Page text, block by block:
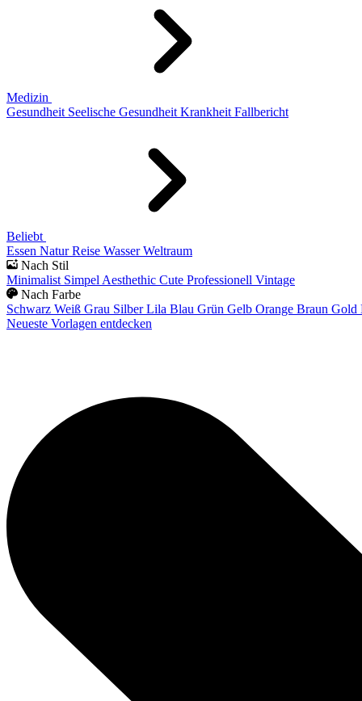
Medizin
Gesundheit Seelische Gesundheit Krankheit Fallbericht
Beliebt
Essen Natur Reise Wasser Weltraum
Nach Stil
Minimalist Simpel Aesthethic Cute Professionell Vintage
Nach Farbe
Schwarz Weiß Grau Silber Lila Blau Grün Gelb Orange Braun Gold
Neueste Vorlagen entdecken